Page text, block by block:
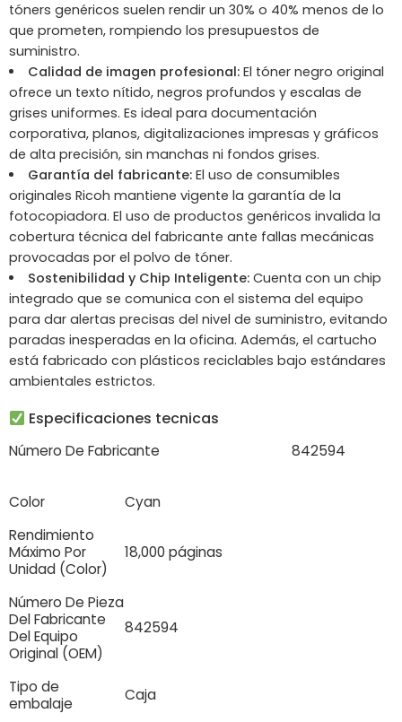
tóners genéricos suelen rendir un 30% o 40% menos de lo
que prometen, rompiendo los presupuestos de
suministro.
Calidad de imagen profesional:El tóner negro original
ofrece un texto nítido, negros profundos y escalas de
grises uniformes. Es ideal para documentación
corporativa, planos, digitalizaciones impresas y gráficos
de alta precisión, sin manchas ni fondos grises.
Garantía del fabricante:El uso de consumibles
originales Ricoh mantiene vigente la garantía de la
fotocopiadora. El uso de productos genéricos invalida la
cobertura técnica del fabricante ante fallas mecánicas
provocadas por el polvo de tóner.
Sostenibilidad y Chip Inteligente:Cuenta con un chip
integrado que se comunica con el sistema del equipo
para dar alertas precisas del nivel de suministro, evitando
paradas inesperadas en la oficina. Además, el cartucho
está fabricado con plásticos reciclables bajo estándares
ambientales estrictos.
Especificaciones tecnicas
Número De Fabricante 842594
Color
Cyan
Rendimiento
Máximo Por
Unidad (Color)
18,000 páginas
Número De Pieza
Del Fabricante
Del Equipo
Original (OEM)
842594
Tipo de
embalaje
Caja